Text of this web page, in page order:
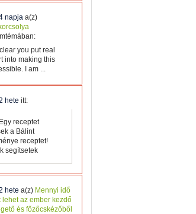
napja a(z)
you put real
into making this
I am ...
hete itt:
receptet
a Bálint
receptet!
segítsetek
hete a(z) Mennyi idő
lehet az ember kezdő
és főzőcskézőből